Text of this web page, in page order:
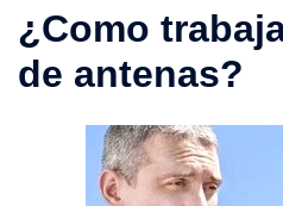
¿Como
de antenas?